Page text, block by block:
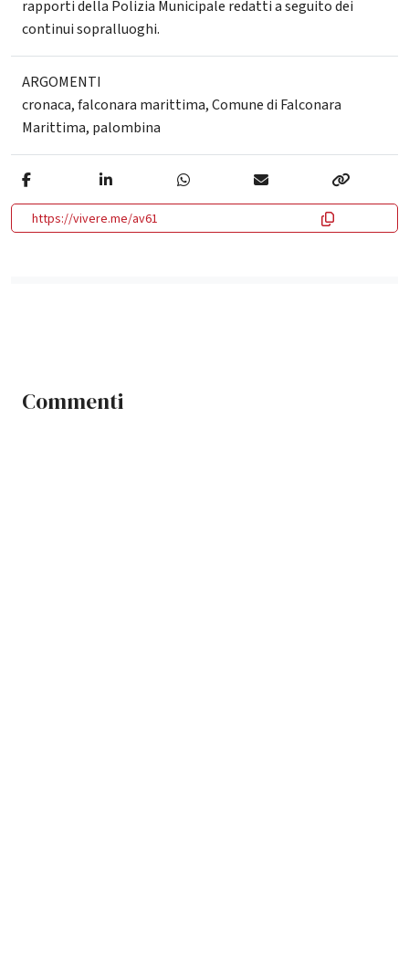
rapporti della Polizia Municipale redatti a seguito dei
continui sopralluoghi.
ARGOMENTI
cronaca,falconara marittima,Comune di Falconara
Marittima, palombina
https://vivere.me/av61
Commenti